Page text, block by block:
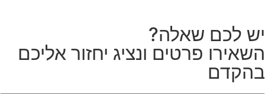
לכם שאלה?
פרטים ונציג יחזור אליכם